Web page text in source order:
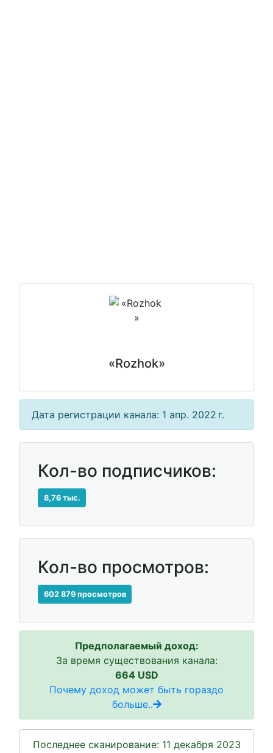
«Rozhok»
Дата регистрации канала: 1 апр. 2022 г.
Кол-во подписчиков:
8,76 тыс.
Кол-во просмотров:
602 879 просмотров
Предполагаемый доход:
За время существования канала:
664 USD
Почему доход может быть гораздо
больше..
Последнее сканирование: 11 декабря 2023